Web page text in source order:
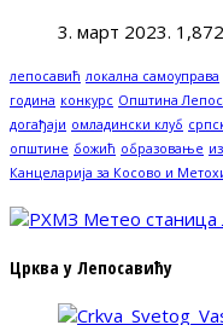
3. март 2023. 1,872
лепосавић локална самоуправа
година конкурс Општина
догађаји омладински клуб
општине божић образовање
Канцеларија за Косово и
Црква у Лепосавићу